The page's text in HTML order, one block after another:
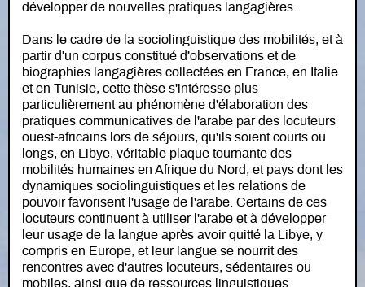
développer de nouvelles pratiques langagières.
Dans le cadre de la sociolinguistique des mobilités, et à
partir d'un corpus constitué d'observations et de
biographies langagières collectées en France, en Italie
et en Tunisie, cette thèse s'intéresse plus
particulièrement au phénomène d'élaboration des
pratiques communicatives de l'arabe par des locuteurs
ouest-africains lors de séjours, qu'ils soient courts ou
longs, en Libye, véritable plaque tournante des
mobilités humaines en Afrique du Nord, et pays dont les
dynamiques sociolinguistiques et les relations de
pouvoir favorisent l'usage de l'arabe. Certains de ces
locuteurs continuent à utiliser l'arabe et à développer
leur usage de la langue après avoir quitté la Libye, y
compris en Europe, et leur langue se nourrit des
rencontres avec d'autres locuteurs, sédentaires ou
mobiles, ainsi que de ressources linguistiques